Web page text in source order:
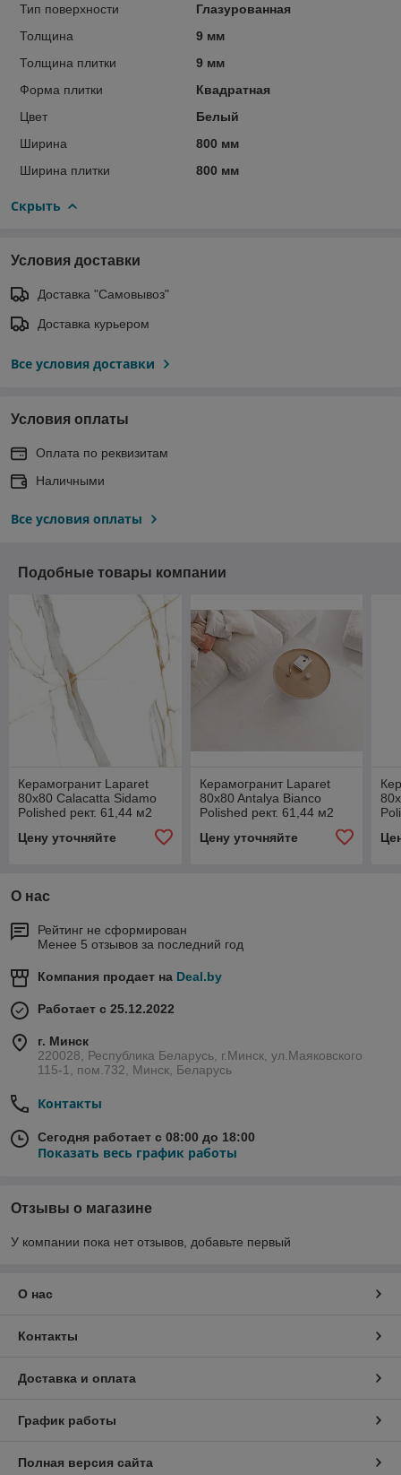
Тип поверхности
Глазурованная
Толщина
9 мм
Толщина плитки
9 мм
Форма плитки
Квадратная
Цвет
Белый
Ширина
800 мм
Ширина плитки
800 мм
Скрыть
Условия доставки
Доставка "Самовывоз"
Доставка курьером
Все условия доставки
Условия оплаты
Оплата по реквизитам
Наличными
Все условия оплаты
Подобные товары компании
Керамогранит Laparet
80x80 Calacatta Sidamo
Polished рект. 61,44 м2
Цену уточняйте
Керамогранит Laparet
80x80 Antalya Bianco
Polished рект. 61,44 м2
Цену уточняйте
О нас
Рейтинг не сформирован
Менее 5 отзывов за последний год
Компания продает на Deal.by
Работает с 25.12.2022
г. Минск
220028, Республика Беларусь, г.Минск, ул.Маяковского
115-1, пом.732, Минск, Беларусь
Контакты
Сегодня работает с 08:00 до 18:00
Показать весь график работы
Отзывы о магазине
У компании пока нет отзывов, добавьте первый
О нас
Контакты
Доставка и оплата
График работы
Полная версия сайта